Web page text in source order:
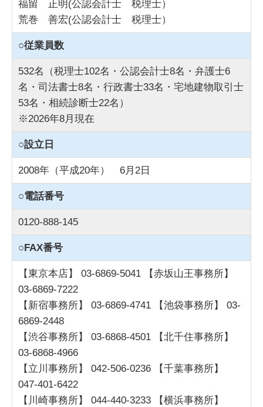
福留 正明(公認会計士 税理士）
荒巻 善宏(公認会計士 税理士）
○従業員数
532名（税理士102名・公認会計士8名・弁護士6
名・司法書士8名・行政書士33名・宅地建物取引士
53名・相続診断士22名）
※2026年8月現在
○設立日
2008年（平成20年） 6月2日
○電話番号
0120-888-145
○FAX番号
【東京本店】 03-6869-5041 【赤坂山王事務所】
03-6869-7222
【新宿事務所】 03-6869-4741 【池袋事務所】 03-
6869-2448
【渋谷事務所】 03-6868-4501 【北千住事務所】
03-6868-4966
【立川事務所】 042-506-0236 【千葉事務所】
047-401-6422
【川崎事務所】 044-440-3233 【横浜事務所】